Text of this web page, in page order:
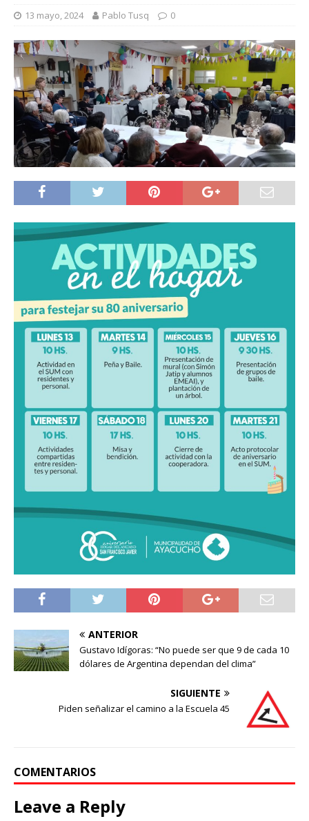
13 mayo, 2024 Pablo Tusq 0
ANTERIOR
Gustavo Idígoras: “No puede ser que 9 de cada 10
dólares de Argentina dependan del clima”
SIGUIENTE
Piden señalizar el camino a la Escuela 45
COMENTARIOS
Leave a Reply